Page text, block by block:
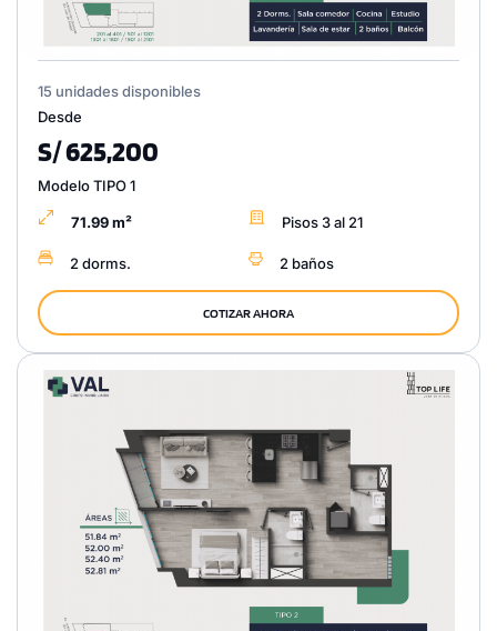
15 unidades disponibles
Desde
S/ 625,200
Modelo TIPO 1
71.99 m² Pisos 3 al 21
2 dorms. 2 baños
COTIZAR AHORA